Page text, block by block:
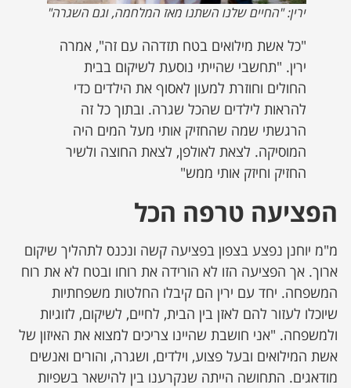
ירין: "החיים שלנו השתנו מאז המלחמה, וגם השגרה"
"כל אשת מילואים בטח תזדהה עם זה", אמרה
ירין. "תחשבי שהייתי נוסעת לשיקום בבית
החולים וחוזרת למעון לאסוף את הילדים כדי
להראות לילדים שהכל שגרה. ובתוך כל זה
הרגשתי שמה שהחזיק אותי מעל המים היה
המוסיקה. לצאת לאולפן, לצאת החוצה ולשיר
החזיק וחיזק אותי ממש"
הפציעה טרפה הכל
מ"מ יוחנן נפצע בצפון בפציעה קשה ונכנס לתהליך שיקום
ארוך. אך הפציעה הזו לא הורידה את רוחו ובטח לא את רוח
המשפחה. יחד עם ירין הם קיבלו החלטות משפחתיות
שיוכלו לעזור להם לאזן בין הבית, לחיים, לשיקום, לזוגיות
ולמשפחה. "אני חושבת שהיינו צריכים למצוא את האיזון של
אשת המילואים ובעל פצוע, וילדים, ושגרה, והורים ואנשים
מודאגים. התחושה הייתה שנקרענו בין להישאר בשפיות